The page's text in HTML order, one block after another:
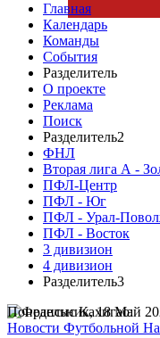
Главная
Календарь
Команды
События
Разделитель
О проекте
Реклама
Поиск
Разделитель2
ФНЛ
Вторая лига А -
ПФЛ-Центр
ПФЛ - Юг
ПФЛ - Урал-
ПФЛ - Восток
3 дивизион
4 дивизион
Разделитель3
Понедельник, 18 Май
Новости Футбольной